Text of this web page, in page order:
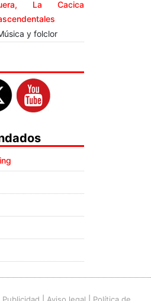
La Cacica
y folclor
Publicidad Aviso legal Política de